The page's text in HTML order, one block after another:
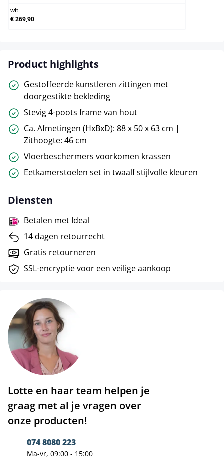
wit
€ 269,90
Product highlights
Gestoffeerde kunstleren zittingen met
doorgestikte bekleding
Stevig 4-poots frame van hout
Ca. Afmetingen (HxBxD): 88 x 50 x 63 cm |
Zithoogte: 46 cm
Vloerbeschermers voorkomen krassen
Eetkamerstoelen set in twaalf stijlvolle kleuren
Diensten
Betalen met Ideal
14 dagen retourrecht
Gratis retourneren
SSL-encryptie voor een veilige aankoop
Lotte en haar team helpen je
graag met al je vragen over
onze producten!
074 8080 223
Ma-vr, 09:00 - 15:00